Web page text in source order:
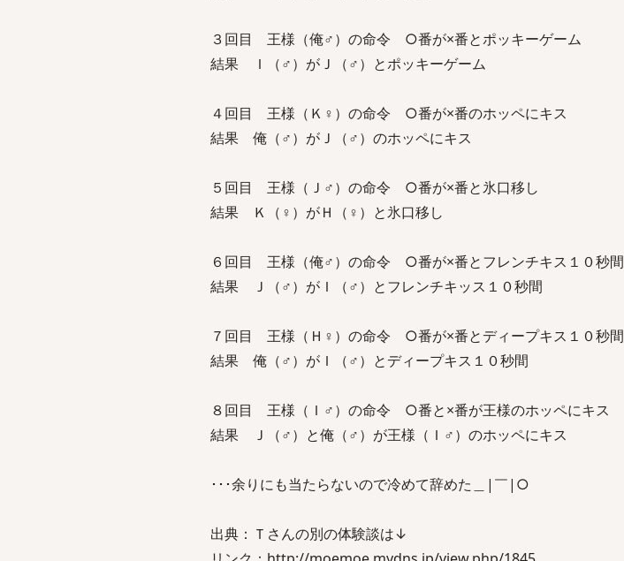
３回目 王様（俺♂）の命令 ○番が×番とポッキーゲーム
結果 Ｉ（♂）がＪ（♂）とポッキーゲーム
４回目 王様（Ｋ♀）の命令 ○番が×番のホッペにキス
結果 俺（♂）がＪ（♂）のホッペにキス
５回目 王様（Ｊ♂）の命令 ○番が×番と氷口移し
結果 Ｋ（♀）がＨ（♀）と氷口移し
６回目 王様（俺♂）の命令 ○番が×番とフレンチキス１０秒間
結果 Ｊ（♂）がＩ（♂）とフレンチキッス１０秒間
７回目 王様（Ｈ♀）の命令 ○番が×番とディープキス１０秒間
結果 俺（♂）がＩ（♂）とディープキス１０秒間
８回目 王様（Ｉ♂）の命令 ○番と×番が王様のホッペにキス
結果 Ｊ（♂）と俺（♂）が王様（Ｉ♂）のホッペにキス
･･･余りにも当たらないので冷めて辞めた＿|￣|○
出典：Ｔさんの別の体験談は↓